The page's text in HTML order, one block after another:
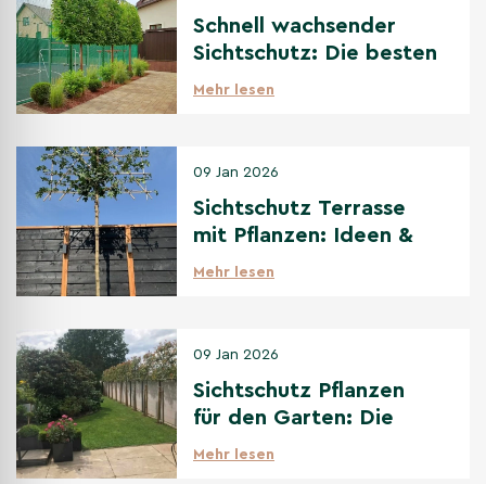
Schnell wachsender
Sichtschutz: Die besten
Optionen
Mehr lesen
09 Jan 2026
Sichtschutz Terrasse
mit Pflanzen: Ideen &
beste Bäume
Mehr lesen
09 Jan 2026
Sichtschutz Pflanzen
für den Garten: Die
beste Auswahl
Mehr lesen